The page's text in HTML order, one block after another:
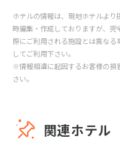
ホテルの情報は、現地ホテルよ
時編集・作成しておりますが、
際にご利用される施設とは異な
してご利用下さい。
※情報相違に起因するお客様の損
さい。
関連ホテル